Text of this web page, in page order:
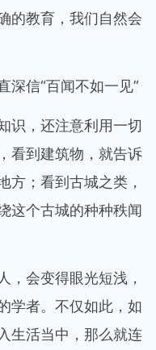
的教育，我们自然会
深信“百闻不如一见”
识，还注意利用一切
看到建筑物，就告诉
方；看到古城之类，
这个古城的种种秩闻
，会变得眼光短浅，
学者。不仅如此，如
生活当中，那么就连